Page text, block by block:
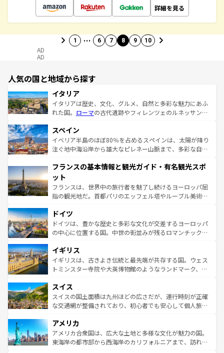
詳細を見る
1 … 6 7 8 9 10
AD
AD
人気の国と地域から探す
イタリア
イタリアは歴史、文化、グルメ、自然と多彩な魅力にあふ
れた国。 ローマの古代遺跡やフィレンツェのルネッサンス
ろん、トスカーナの美しい田園風景やアマルフィ海岸の絶
景など、自然景観も見逃せない。観光の合間には、本場の
ピザやパスタなど、絶品のイタリア料理を堪能することも
ませてくれるイタリアで、忘れられない旅をしてみよう！
なお、新着のイタリア情報は
しい。
スペイン
イベリア半島のほぼ80％を占めるスペインは、太陽が降り
注ぐ地中海沿岸から雄大なピレネー山脈まで、多彩な自然
文化が根付くこの国では、情熱的なフラメンコ、熱気あふ
れる闘牛、そして美味しいタパスが生活の一部となってい
る。首都マドリードの洗練された雰囲気や、バルセロナの
アートに溢れた街角から、地方では古代ローマ遺跡や中世
せる。地方によって風土や気候が異なるスペインはその個
性で訪れる人を魅了する。 なお、新着のスペイン情報は コ
ンテンツ一覧を参照してほしい。
フランスの基本情報と観光ガイド・有名観光スポ
ット
フランスは、世界中の旅行者を魅了し続けるヨーロッパ屈
指の観光地だ。首都パリのエッフェル塔やルーブル美術館
で、幅広い魅力が詰まっている。華麗な宮殿、歴史的な大
聖堂、美しいビーチ、そして豊かな自然が、訪れる者を心
から魅了する。また、フランスは美食の国としても知ら
いる。シャンパンの発祥地であるランス、プロヴァンスの
香り高いラベンダー畑など、多彩な楽しみ方が可能だ。さ
らに、パリ以外の地域にも魅力が溢れており、どの街角に
れる地方に足を運ぶとそれぞれで全く異なる文化を体験で
きるだろう。 なお、新着のフランス情報はコンテンツ一覧
を参照してほしい。
ドイツ
ドイツは、豊かな歴史と多彩な文化が交差するヨーロッパ
の中心に位置する国。中世の街並みが残るロマンチック街
顔を持つこの国は、どこを歩いても飽きることがない。ベ
ルリンの文化的活気、バイエルン州のアルプスの絶景、そ
してライン川沿いのワイン畑といった風景は必見。ビール
は、お酒好きな人にはぜひ体験してほしい。 なお、新着の
ドイツ情報はコンテンツ一覧を参照してほしい。
イギリス
イギリスは、古きよき伝統と最先端が共存する国。ウェス
トミンスター寺院や大英博物館のようなランドマーク、歴
リアごとに異なる魅力がある。また、優雅なアフタヌーン
ティー、ビール好きにはたまらない英国パブ、サッカー観
戦など、本場だからこそできる体験も豊富。イギリスを旅
ンツ一覧を参照してほしい。
スイス
スイスの国土面積は九州ほどの広さだが、運行時刻が正確
な交通網が整備されており、初心者でも安心して個人旅行
の建物がそのまま残る町や、スイスならではのユニークな
博物館もあり、アルプス観光だけでなく町歩きも満喫する
ことができる。国民の所得が高いため物価も高いが、旅行
アメリカ
アメリカ合衆国は、広大な土地と多様な文化が魅力の国。
東海岸の都市部から西海岸のカリフォルニアまで、訪れる